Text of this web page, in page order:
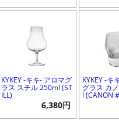
KYKEY -キキ- アロマグ
ラス スチル 250ml (ST
ILL)
6,380円
KYKEY -キ
グラス カ
l (CANON